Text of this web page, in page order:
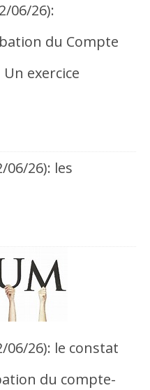
06/26):
du Compte
exercice
06/26): les
06/26): le constat
du compte-